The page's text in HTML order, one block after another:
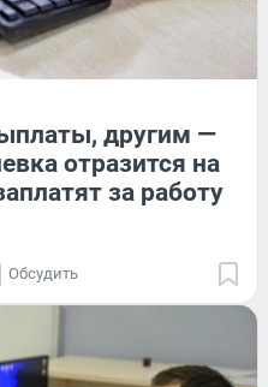
другим —
отразится на
за работу
Обсудить